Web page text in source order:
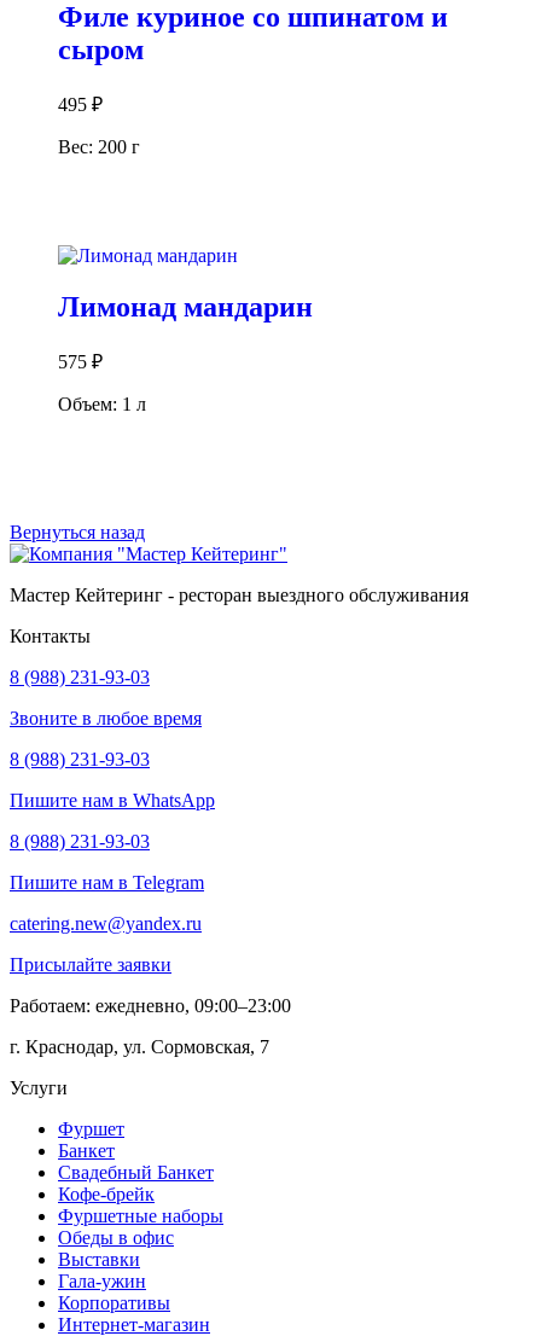
Филе куриное со шпинатом и
сыром
495 ₽
Вес: 200 г
Лимонад мандарин
575 ₽
Объем: 1 л
Вернуться назад
Мастер Кейтеринг - ресторан выездного обслуживания
Контакты
8 (988) 231-93-03
Звоните в любое время
8 (988) 231-93-03
Пишите нам в WhatsApp
8 (988) 231-93-03
Пишите нам в Telegram
catering.new@yandex.ru
Присылайте заявки
Работаем: ежедневно, 09:00–23:00
г. Краснодар, ул. Сормовская, 7
Услуги
Фуршет
Банкет
Свадебный Банкет
Кофе-брейк
Фуршетные наборы
Обеды в офис
Выставки
Гала-ужин
Корпоративы
Интернет-магазин